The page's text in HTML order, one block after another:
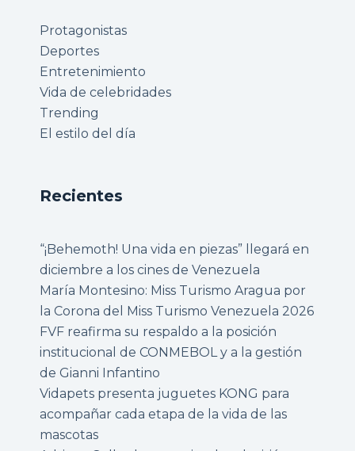
Protagonistas
Deportes
Entretenimiento
Vida de celebridades
Trending
El estilo del día
Recientes
“¡Behemoth! Una vida en piezas” llegará en
diciembre a los cines de Venezuela
María Montesino: Miss Turismo Aragua por
la Corona del Miss Turismo Venezuela 2026
FVF reafirma su respaldo a la posición
institucional de CONMEBOL y a la gestión
de Gianni Infantino
Vidapets presenta juguetes KONG para
acompañar cada etapa de la vida de las
mascotas